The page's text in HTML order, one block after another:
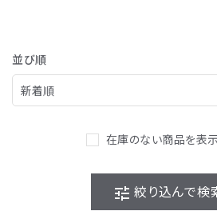
並び順
在庫のない商品を表
tune 絞り込んで検